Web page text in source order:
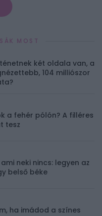
MOST
két oldala van, a
104 milliószor
a fehér pólón? A filléres
tesz
neki nincs: legyen az
belső béke
ha imádod a színes